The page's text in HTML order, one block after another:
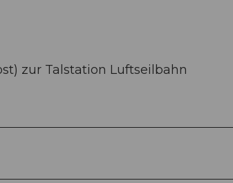
zur Talstation Luftseilbahn